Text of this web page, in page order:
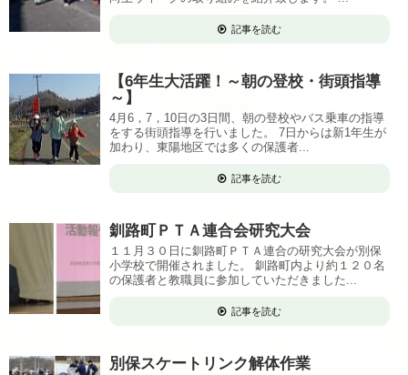
記事を読む
【6年生大活躍！～朝の登校・街頭指導
～】
4月6，7，10日の3日間、朝の登校やバス乗車の指導
をする街頭指導を行いました。 7日からは新1年生が
加わり、東陽地区では多くの保護者...
記事を読む
釧路町ＰＴＡ連合会研究大会
１１月３０日に釧路町ＰＴＡ連合の研究大会が別保
小学校で開催されました。 釧路町内より約１２０名
の保護者と教職員に参加していただきました...
記事を読む
別保スケートリンク解体作業